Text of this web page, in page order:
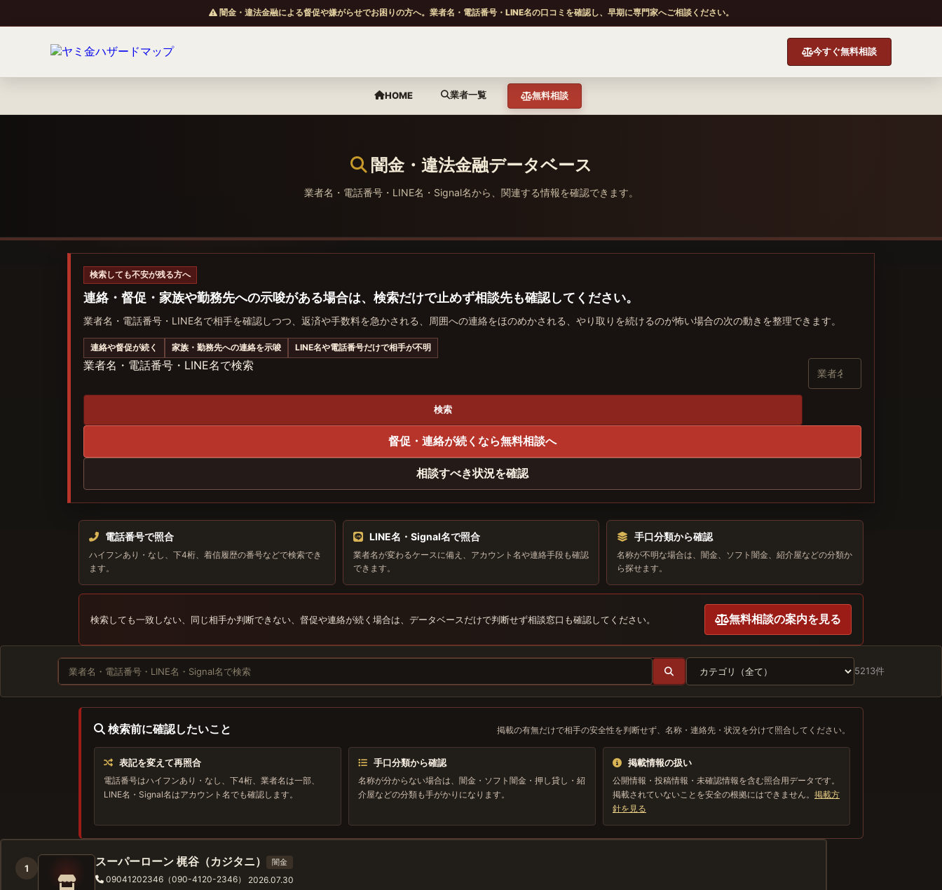
闇金・違法金融による督促や嫌がらせでお困りの方へ。業者名・電話番号・LINE名の口コミを確認し、早期に専門家へご相談ください。
今すぐ無料相談
HOME 業者一覧 無料相談
闇金・違法金融データベース
業者名・電話番号・LINE名・Signal名から、関連する情報を確認できます。
検索しても不安が残る方へ
連絡・督促・家族や勤務先への示唆がある場合は、検索だけで止めず相談先も確認してください。
業者名・電話番号・LINE名で相手を確認しつつ、返済や手数料を急かされる、周囲への連絡をほのめかされる、やり取りを続けるのが怖い場合の次の動きを整理できます。
連絡や督促が続く 家族・勤務先への連絡を示唆 LINE名や電話番号だけで相手が不明
業者名・電話番号・LINE名で検索
検索
督促・連絡が続くなら無料相談へ
相談すべき状況を確認
電話番号で照合
ハイフンあり・なし、下4桁、着信履歴の番号などで検索でき
ます。
LINE名・Signal名で照合
業者名が変わるケースに備え、アカウント名や連絡手段も確認
できます。
手口分類から確認
名称が不明な場合は、闇金、ソフト闇金、紹介屋などの分類か
ら探せます。
検索しても一致しない、同じ相手か判断できない、督促や連絡が続く場合は、データベースだけで判断せず相談窓口も確認してください。 無料相談の案内を見る
5213件
検索前に確認したいこと 掲載の有無だけで相手の安全性を判断せず、名称・連絡先・状況を分けて照合してください。
表記を変えて再照合
電話番号はハイフンあり・なし、下4桁、業者名は一部、
LINE名・Signal名はアカウント名でも確認します。
手口分類から確認
名称が分からない場合は、闇金・ソフト闇金・押し貸し・紹
介屋などの分類も手がかりになります。
掲載情報の扱い
公開情報・投稿情報・未確認情報を含む照合用データです。
掲載されていないことを安全の根拠にはできません。 掲載方
針を見る
1 スーパーローン 梶谷（カジタニ） 闇金
09041202346（090-4120-2346） 2026.07.30